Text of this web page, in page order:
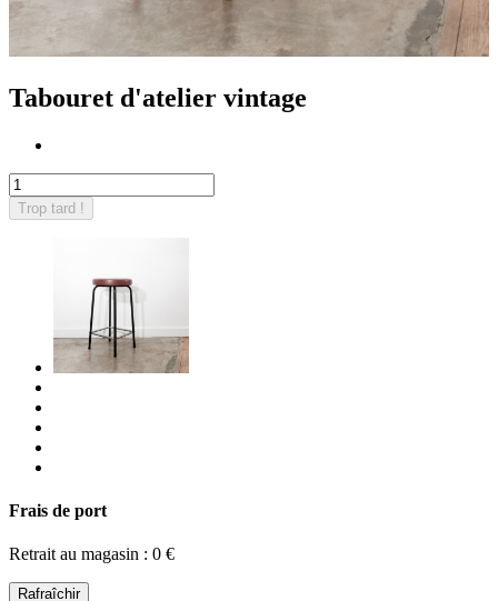
Tabouret d'atelier vintage
Trop tard !
Frais de port
Retrait au magasin : 0 €